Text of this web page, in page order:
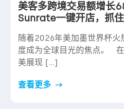
美客多跨境交易额增长
Sunrate一键开店，抓
随着2026年美加墨世界杯火
度成为全球目光的焦点。
美展现 […]
查看更多